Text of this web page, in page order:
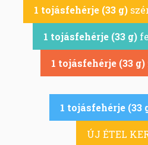
1 tojásfehérje (33 g)
1 tojásfehérje (33 g)
1 tojásfehérje (33 g)
1 tojásfehérje (33
ÚJ ÉTEL